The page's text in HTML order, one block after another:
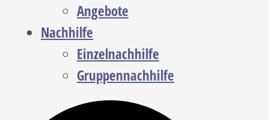
Angebote
Nachhilfe
Einzelnachhilfe
Gruppennachhilfe